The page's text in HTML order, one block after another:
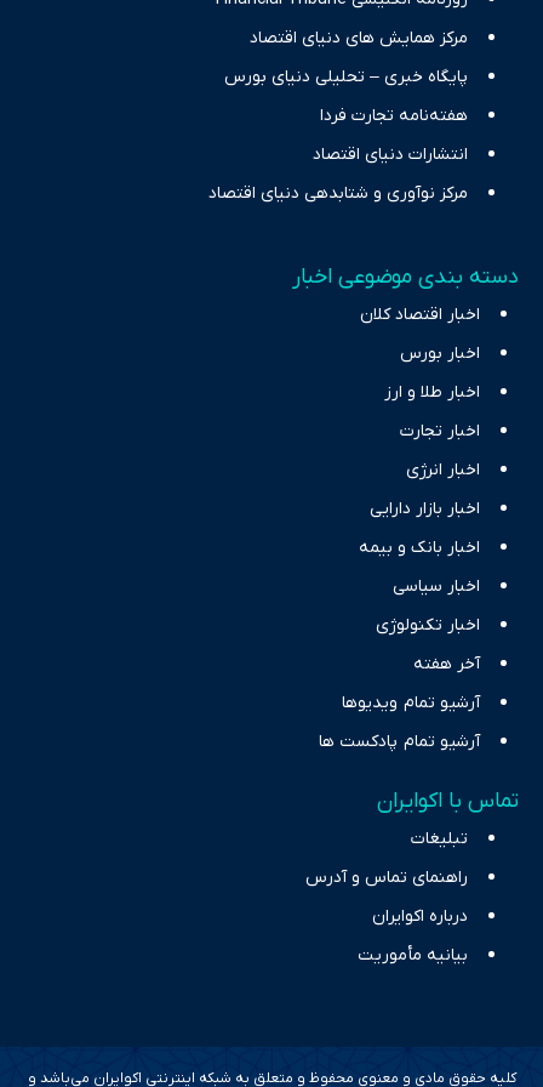
مرکز همایش های دنیای اقتصاد
پایگاه خبری – تحلیلی دنیای بورس
هفته‌نامه تجارت فردا
انتشارات دنیای اقتصاد
مرکز نوآوری و شتابدهی دنیای اقتصاد
دسته بندی موضوعی اخبار
اخبار اقتصاد کلان
اخبار بورس
اخبار طلا و ارز
اخبار تجارت
اخبار انرژی
اخبار بازار دارایی
اخبار بانک و بیمه
اخبار سیاسی
اخبار تکنولوژی
آخر هفته
آرشیو تمام ویدیوها
آرشیو تمام پادکست ها
تماس با اکوایران
تبلیغات
راهنمای تماس و آدرس
درباره اکوایران
بیانیه مأموریت
کلیه حقوق مادی و معنوی محفوظ و متعلق به شبکه اینترنتی اکوایران می‌باشد و